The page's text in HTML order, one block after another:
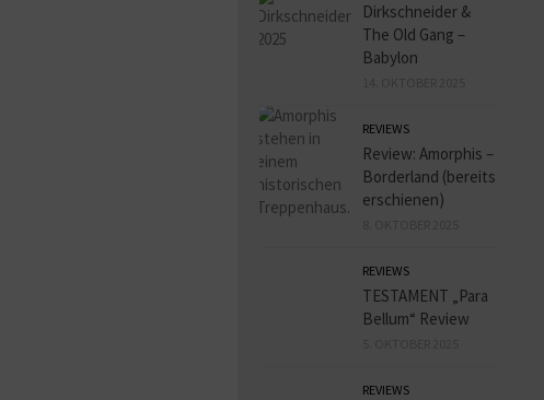
Dirkschneider &
The Old Gang –
Babylon
REVIEWS
Review: Amorphis –
Borderland (bereits
erschienen)
REVIEWS
TESTAMENT „Para
Bellum“ Review
REVIEWS